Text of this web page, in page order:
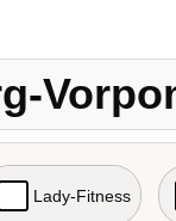
Lady-Fitness